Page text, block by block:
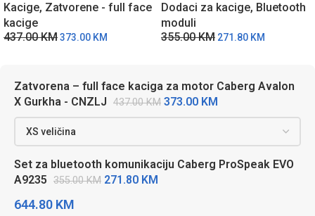
Kacige, Zatvorene - full face
kacige
437.00KM373.00 KM
Dodaci za kacige, Bluetooth
moduli
355.00KM 271.80 KM
Zatvorena – full face kaciga za motor Caberg Avalon
X Gurkha - CNZLJ 437.00KM 373.00 KM
Set za bluetooth komunikaciju Caberg ProSpeak EVO
A9235 355.00KM 271.80 KM
644.80 KM